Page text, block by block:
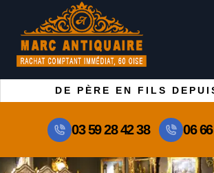
DE PÈRE EN FILS
03 59 28 42 38 06